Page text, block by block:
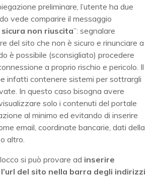
preliminare, l’utente ha due
vede comparire il messaggio
non riuscita”: segnalare
del sito che non è sicuro e rinunciare a
è possibile (sconsigliato) procedere
a proprio rischio e pericolo. Il
infatti contenere sistemi per sottrargli
In questo caso bisogna avere
solo i contenuti del portale
al minimo ed evitando di inserire
email, coordinate bancarie, dati della
altro.
si può provare ad inserire
del sito nella barra degli indirizzi